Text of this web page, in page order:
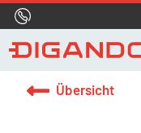
Übersicht